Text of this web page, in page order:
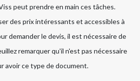
peut prendre en main ces tâches.
des prix intéressants et accessibles à
demander le devis, il est nécessaire de
remarquer qu'il n'est pas nécessaire
avoir ce type de document.